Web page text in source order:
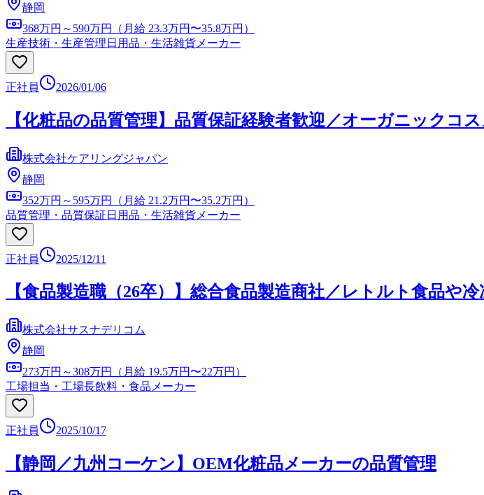
静岡
368万円～590万円（月給 23.3万円〜35.8万円）
生産技術・生産管理 日用品・生活雑貨メーカー
正社員 2026/01/06
【化粧品の品質管理】品質保証経験者歓迎／オーガニックコ
株式会社ケアリングジャパン
静岡
352万円～595万円（月給 21.2万円〜35.2万円）
品質管理・品質保証 日用品・生活雑貨メーカー
正社員 2025/12/11
【食品製造職（26卒）】総合食品製造商社／レトルト食品や
株式会社サスナデリコム
静岡
273万円～308万円（月給 19.5万円〜22万円）
工場担当・工場長飲料・食品メーカー
正社員 2025/10/17
【静岡／九州コーケン】OEM化粧品メーカーの品質管理